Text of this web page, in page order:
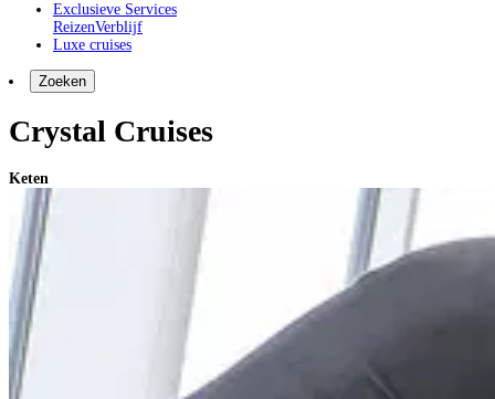
Exclusieve Services
ReizenVerblijf
Luxe cruises
Zoeken
Crystal Cruises
Keten